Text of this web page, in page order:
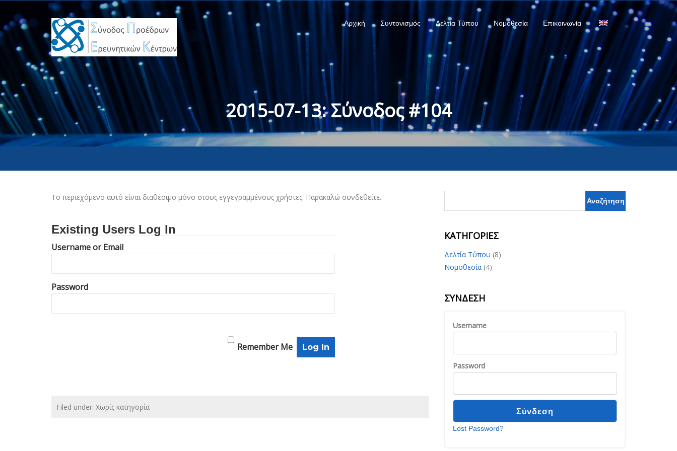
Αρχική Συντονισμός Δελτία Τύπου Νομοθεσία Επικοινωνία
2015-07-13: Σύνοδος #104
Το περιεχόμενο αυτό είναι διαθέσιμο μόνο στους εγγεγραμμένους χρήστες. Παρακαλώ συνδεθείτε.
Existing Users Log In
Username or Email
Password
Remember Me
Filed under: Χωρίς κατηγορία
KΑΤΗΓΟΡΊΕΣ
Δελτία Τύπου (8)
Νομοθεσία (4)
ΣΎΝΔΕΣΗ
Username
Password
Lost Password?